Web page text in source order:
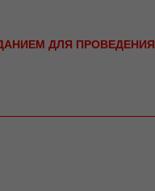
ДЛЯ ПРОВЕДЕНИЯ